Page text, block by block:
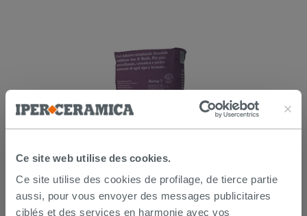
Ce site web utilise des cookies.
Ce site utilise des cookies de profilage, de tierce partie
aussi, pour vous envoyer des messages publicitaires
ciblés et des services en harmonie avec vos
Kerakoll h40 No Limits blanc 25Kg -
colle multifonction